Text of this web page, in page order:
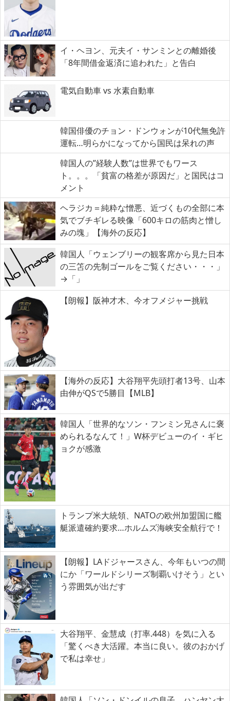
イ・ヘヨン、元夫イ・サンミンとの離婚後
「8年間借金返済に追われた」と告白
電気自動車 vs 水素自動車
韓国俳優のチョン・ドンウォンが10代無免許
運転…明らかになってから国民は呆れの声
韓国人の”経験人数”は世界でもワース
ト。。。「貧富の格差が原因だ」と国民はコ
メント
ヘラジカ＝純粋な憎悪、近づくもの全部に本
気でブチギレる映像「600キロの筋肉と憎し
みの塊」【海外の反応】
韓国人「ウェンブリーの観客席から見た日本
の三笘の先制ゴールをご覧ください・・・」
→「」
【朗報】阪神才木、今オフメジャー挑戦
【海外の反応】大谷翔平先頭打者13号、山本
由伸がQSで5勝目【MLB】
韓国人「世界的なソン・フンミン兄さんに褒
められるなんて！」W杯デビューのイ・ギヒ
ョクが感激
トランプ米大統領、NATOの欧州加盟国に艦
艇派遣確約要求…ホルムズ海峡安全航行で！
【朗報】LAドジャースさん、今年もいつの間
にか「ワールドシリーズ制覇いけそう」とい
う雰囲気が出だす
大谷翔平、金慧成（打率.448）を気に入る
「驚くべき大活躍。本当に良い。彼のおかげ
で私は幸せ」